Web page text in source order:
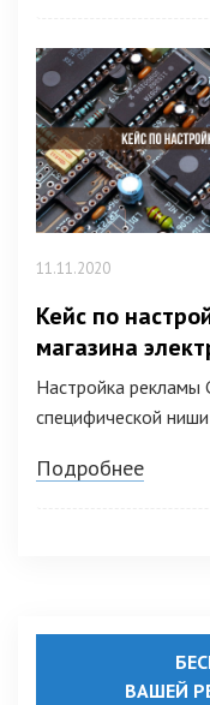
11.11.2020
Кейс по
магазина
Настройка рекламы
специфической
Подробнее
ВАШЕЙ